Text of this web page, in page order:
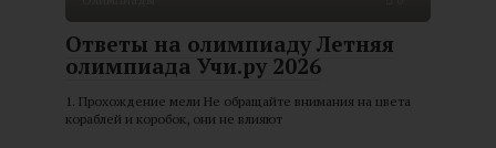
Ответы на олимпиаду Летняя
олимпиада Учи.ру 2026
1. Прохождение мели Не обращайте внимания на цвета
кораблей и коробок, они не влияют